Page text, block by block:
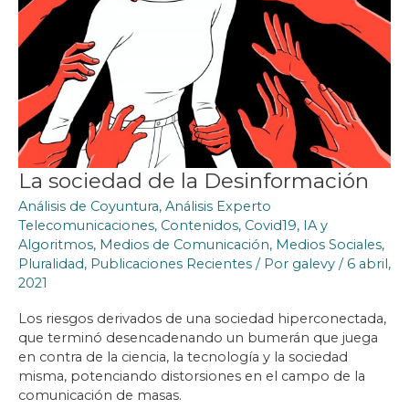
La sociedad de la Desinformación
Análisis de Coyuntura, Análisis Experto
Telecomunicaciones, Contenidos, Covid19, IA y
Algoritmos, Medios de Comunicación, Medios Sociales,
Pluralidad, Publicaciones Recientes / Por galevy / 6 abril,
2021
Los riesgos derivados de una sociedad hiperconectada,
que terminó desencadenando un bumerán que juega
en contra de la ciencia, la tecnología y la sociedad
misma, potenciando distorsiones en el campo de la
comunicación de masas.